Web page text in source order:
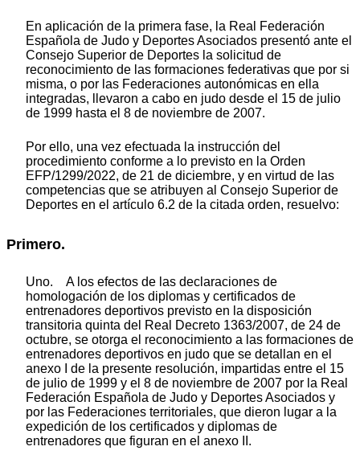
En aplicación de la primera fase, la Real Federación
Española de Judo y Deportes Asociados presentó ante el
Consejo Superior de Deportes la solicitud de
reconocimiento de las formaciones federativas que por si
misma, o por las Federaciones autonómicas en ella
integradas, llevaron a cabo en judo desde el 15 de julio
de 1999 hasta el 8 de noviembre de 2007.
Por ello, una vez efectuada la instrucción del
procedimiento conforme a lo previsto en la Orden
EFP/1299/2022, de 21 de diciembre, y en virtud de las
competencias que se atribuyen al Consejo Superior de
Deportes en el artículo 6.2 de la citada orden, resuelvo:
Primero.
Uno. A los efectos de las declaraciones de
homologación de los diplomas y certificados de
entrenadores deportivos previsto en la disposición
transitoria quinta del Real Decreto 1363/2007, de 24 de
octubre, se otorga el reconocimiento a las formaciones de
entrenadores deportivos en judo que se detallan en el
anexo I de la presente resolución, impartidas entre el 15
de julio de 1999 y el 8 de noviembre de 2007 por la Real
Federación Española de Judo y Deportes Asociados y
por las Federaciones territoriales, que dieron lugar a la
expedición de los certificados y diplomas de
entrenadores que figuran en el anexo II.